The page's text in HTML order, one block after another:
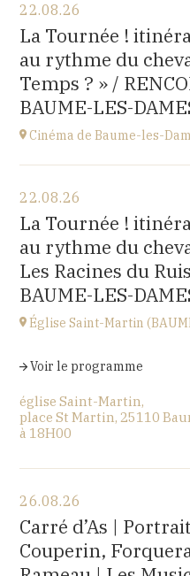
église Saint-Martin,
27 Rue de l'Église, 25110
à18H00
22.08.26
La Tournée !
au rythme du
Temps ? » /
BAUME-LES-
Cinéma de Baume-les-
Stella Cinéma,
14 rue Juifs, 25110 Baume
à15H00
22.08.26
La Tournée !
au rythme du
Les Racines du
BAUME-LES-
Église Saint-Martin
Voir le programme
église Saint-Martin,
place St Martin, 25110
à 18H00
26.08.26
Carré d’As |
Couperin,